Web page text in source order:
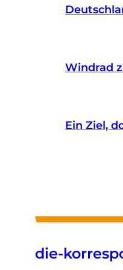
Windrad
Ein Ziel,
die-